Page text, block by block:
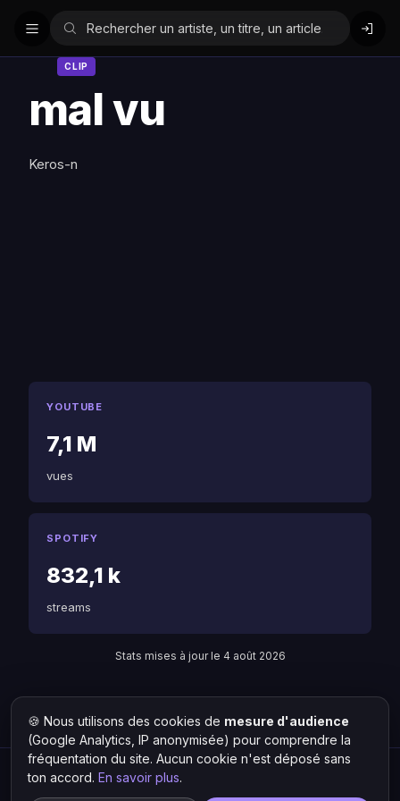
CLIP
mal vu
Keros-n
YOUTUBE
7,1 M
vues
SPOTIFY
832,1 k
streams
Stats mises à jour le 4 août 2026
Retour à Keros-n Liste des artistes
Hit Lokal·L'actu rap & musique urbaine
🍪 Nous utilisons des cookies de mesure d'audience
(Google Analytics, IP anonymisée) pour comprendre la
fréquentation du site. Aucun cookie n'est déposé sans
ton accord. En savoir plus.